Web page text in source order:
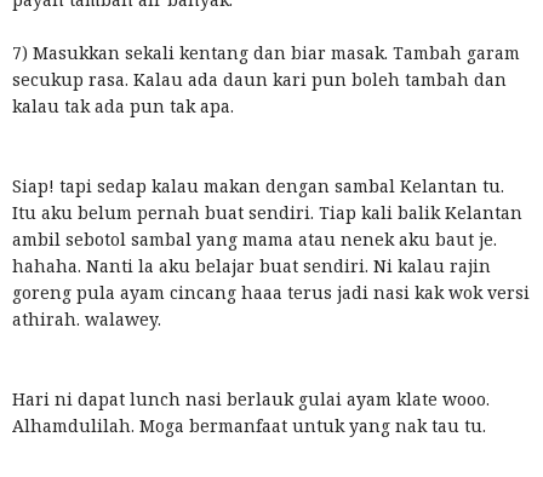
7) Masukkan sekali kentang dan biar masak. Tambah garam
secukup rasa. Kalau ada daun kari pun boleh tambah dan
kalau tak ada pun tak apa.
Siap! tapi sedap kalau makan dengan sambal Kelantan tu.
Itu aku belum pernah buat sendiri. Tiap kali balik Kelantan
ambil sebotol sambal yang mama atau nenek aku baut je.
hahaha. Nanti la aku belajar buat sendiri. Ni kalau rajin
goreng pula ayam cincang haaa terus jadi nasi kak wok versi
athirah. walawey.
Hari ni dapat lunch nasi berlauk gulai ayam klate wooo.
Alhamdulilah. Moga bermanfaat untuk yang nak tau tu.